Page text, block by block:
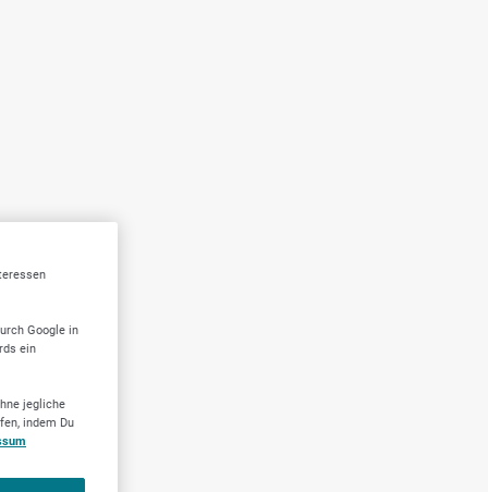
Google in
ein
jegliche
indem Du